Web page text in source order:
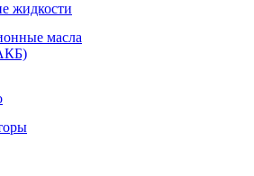
жидкости
масла